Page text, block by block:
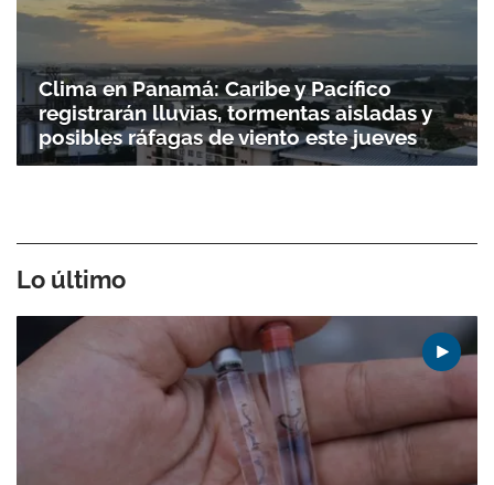
Clima en Panamá: Caribe y Pacífico
registrarán lluvias, tormentas aisladas y
posibles ráfagas de viento este jueves
Lo último